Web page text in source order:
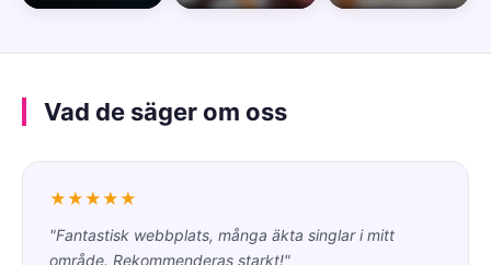
Vad de säger om oss
★★★★★
"Fantastisk webbplats, många äkta singlar i mitt
område. Rekommenderas starkt!"